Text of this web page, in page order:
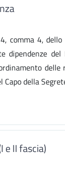
comma 4,
dipendenze
della
e II fascia)